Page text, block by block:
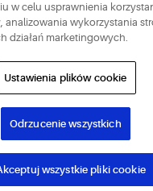
systemów
chłodniczych
lub
klimatyzacyjnych
urządzeń
dachowych.
Warunki korzystania Cookies
prawa zastrzeżone.
w celu usprawnienia
analizowania wykorzystania
działań marketingowych.
Ustawienia plików cookie
Odrzucenie wszystkich
wszystkie pliki cookie